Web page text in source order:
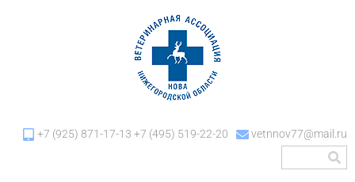
+7 (925) 871-17-13 +7 (495) 519-22-20 vetnnov77@mail.ru